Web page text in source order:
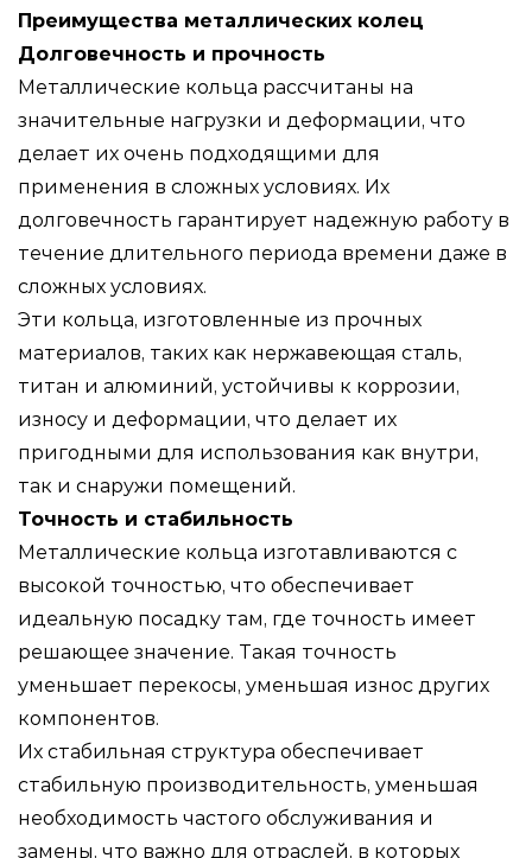
Преимущества металлических колец
Долговечность и прочность
Металлические кольца рассчитаны на
значительные нагрузки и деформации, что
делает их очень подходящими для
применения в сложных условиях. Их
долговечность гарантирует надежную работу в
течение длительного периода времени даже в
сложных условиях.
Эти кольца, изготовленные из прочных
материалов, таких как нержавеющая сталь,
титан и алюминий, устойчивы к коррозии,
износу и деформации, что делает их
пригодными для использования как внутри,
так и снаружи помещений.
Точность и стабильность
Металлические кольца изготавливаются с
высокой точностью, что обеспечивает
идеальную посадку там, где точность имеет
решающее значение. Такая точность
уменьшает перекосы, уменьшая износ других
компонентов.
Их стабильная структура обеспечивает
стабильную производительность, уменьшая
необходимость частого обслуживания и
замены, что важно для отраслей, в которых